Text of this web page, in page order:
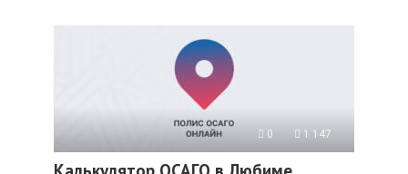
0 1 147